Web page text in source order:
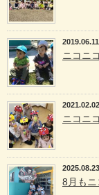
2019.06.11
ニコニ
2021.02.02
ニコニ
2025.08.23
8月もニ